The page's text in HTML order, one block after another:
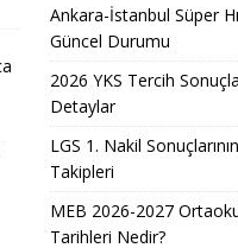
Ankara-İstanbul Süper
Güncel Durumu
2026 YKS Tercih
Detaylar
LGS 1. Nakil
Takipleri
MEB 2026-2027
Tarihleri Nedir?